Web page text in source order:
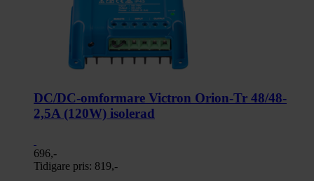
DC/DC-omformare Victron Orion-Tr 48/48-
2,5A (120W) isolerad
696,-
Tidigare pris: 819,-